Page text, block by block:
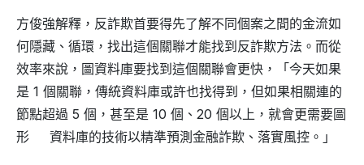
方俊強解釋，反詐欺首要得先了解不同個案之間的金流如
何隱藏、循環，找出這個關聯才能找到反詐欺方法。而從
效率來說，圖資料庫要找到這個關聯會更快，「今天如果
是 1 個關聯，傳統資料庫或許也找得到，但如果相關連的
節點超過 5 個，甚至是 10 個、20 個以上，就會更需要圖
形 資料庫的技術以精準預測金融詐欺、落實風控。」